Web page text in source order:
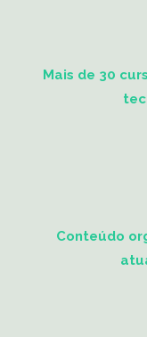
Mais de 30
Conteúdo